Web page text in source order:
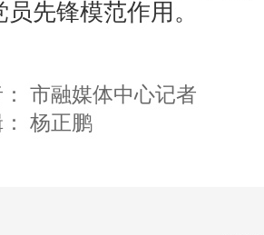
员先锋模范作用。
市融媒体中心记者
杨正鹏